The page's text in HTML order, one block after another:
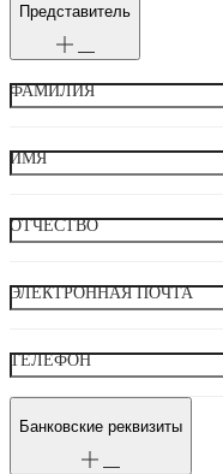
Представитель
ФАМИЛИЯ
ИМЯ
ОТЧЕСТВО
ЭЛЕКТРОННАЯ ПОЧТА
ТЕЛЕФОН
Банковские реквизиты